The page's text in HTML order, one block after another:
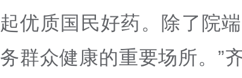
起优质国民好药。除了院
务群众健康的重要场所。”